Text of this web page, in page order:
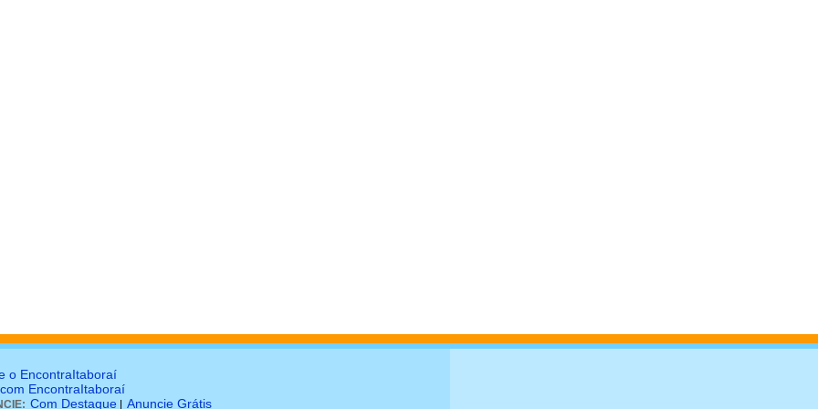
o EncontraItaboraí
EncontraItaboraí
Com Destaque Anuncie Grátis